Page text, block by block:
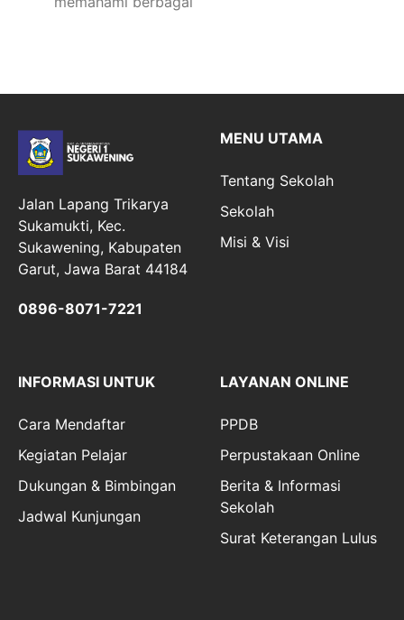
Jalan Lapang Trikarya
Sukamukti, Kec.
Sukawening, Kabupaten
Garut, Jawa Barat 44184
0896-8071-7221
MENU UTAMA
Tentang Sekolah
Sekolah
Misi & Visi
INFORMASI UNTUK
Cara Mendaftar
Kegiatan Pelajar
Dukungan & Bimbingan
Jadwal Kunjungan
LAYANAN ONLINE
PPDB
Perpustakaan Online
Berita & Informasi
Sekolah
Surat Keterangan Lulus